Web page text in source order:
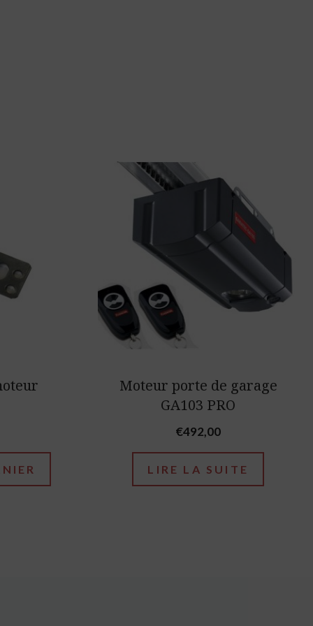
Moteur porte de garage
GA103 PRO
€492,00
LIRE LA SUITE